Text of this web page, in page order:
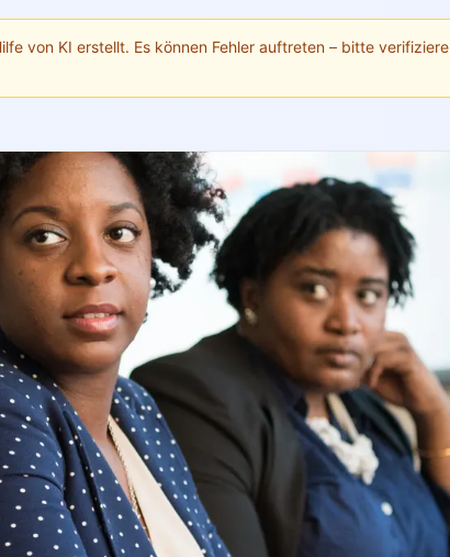
von KI erstellt. Es können Fehler auftreten – bitte verifiziere